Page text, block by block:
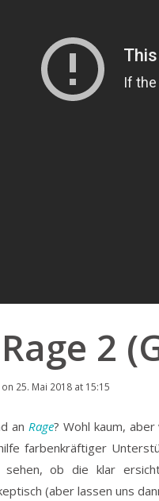
2
on 25. Mai 2018 at 15:15
anRage? Wohl kaum,
farbenkräftiger
ob die klar
(aber lassen uns